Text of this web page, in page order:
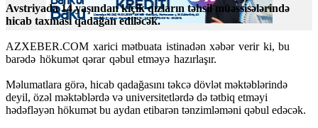
Avstriyada 14 yaşından kiçik qızların təhsil müəssisələrində
hicab taxması qadağan ediləcək.
AZXEBER.COM xarici mətbuata istinadən xəbər verir ki, bu
barədə hökumət qərar qəbul etməyə hazırlaşır.
Məlumatlara görə, hicab qadağasını təkcə dövlət məktəblərində
deyil, özəl məktəblərdə və universitetlərdə də tətbiq etməyi
hədəfləyən hökumət bu aydan etibarən tənzimləməni qəbul edəcək.